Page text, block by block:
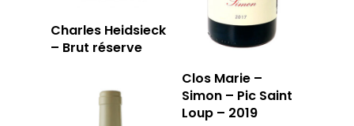
Charles Heidsieck
– Brut réserve
Clos Marie –
Simon – Pic Saint
Loup – 2019